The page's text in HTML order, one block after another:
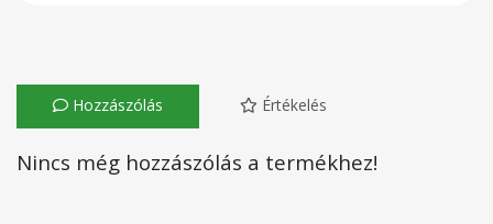
Hozzászólás Értékelés
Nincs még hozzászólás a termékhez!